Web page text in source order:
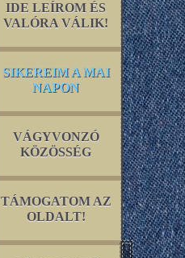
IDE LEÍROM ÉS
VALÓRA VÁLIK!
SIKEREIM A MAI
NAPON
VÁGYVONZÓ
KÖZÖSSÉG
TÁMOGATOM AZ
OLDALT!